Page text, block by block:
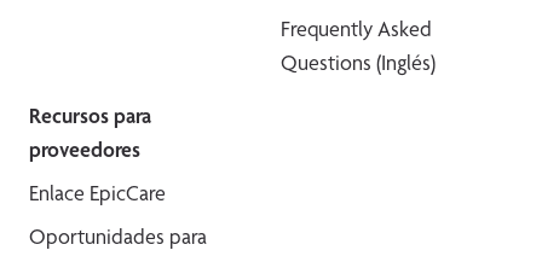
Frequently Asked
Questions (Inglés)
Recursos para
proveedores
Enlace EpicCare
Oportunidades para